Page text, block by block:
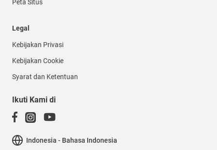
Peta Situs
Legal
Kebijakan Privasi
Kebijakan Cookie
Syarat dan Ketentuan
Ikuti Kami di
Indonesia - Bahasa Indonesia